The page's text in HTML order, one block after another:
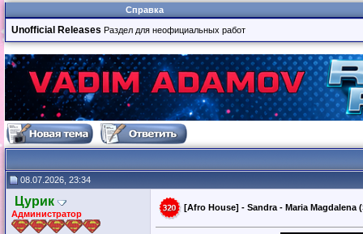
Справка
Unofficial Releases Раздел для неофициальных работ
08.07.2026, 23:34
Цурик
Администратор
[Afro House] - Sandra - Maria Magdalena